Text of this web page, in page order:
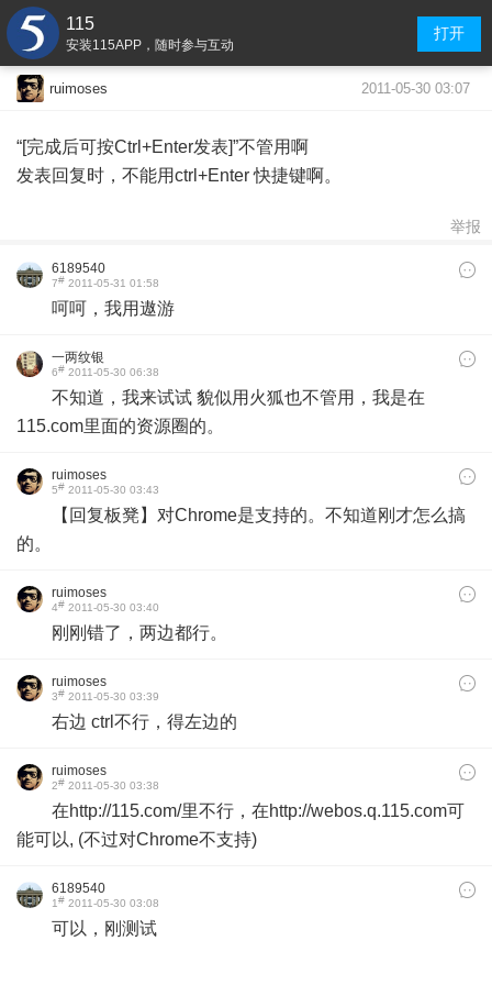
115
安装115APP，随时参与互动
打开
ruimoses 2011-05-30 03:07
“[完成后可按Ctrl+Enter发表]”不管用啊
发表回复时，不能用ctrl+Enter 快捷键啊。
举报
6189540
7# 2011-05-31 01:58
呵呵，我用遨游
一两纹银
6# 2011-05-30 06:38
不知道，我来试试 貌似用火狐也不管用，我是在
115.com里面的资源圈的。
ruimoses
5# 2011-05-30 03:43
【回复板凳】对Chrome是支持的。不知道刚才怎么搞
的。
ruimoses
4# 2011-05-30 03:40
刚刚错了，两边都行。
ruimoses
3# 2011-05-30 03:39
右边 ctrl不行，得左边的
ruimoses
2# 2011-05-30 03:38
在http://115.com/里不行，在http://webos.q.115.com可
能可以, (不过对Chrome不支持)
6189540
1# 2011-05-30 03:08
可以，刚测试